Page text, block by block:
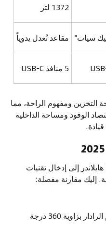
1372 لتر
سيات" مقاعد تُعدل يدوياً
5 منافذ USB-C
التخزين ومفهوم الراحة، مما
الوقود ومساحة الداخلية
إلى إدخال تقنيات
إليك مقارنة مفصلة:
360 درجة